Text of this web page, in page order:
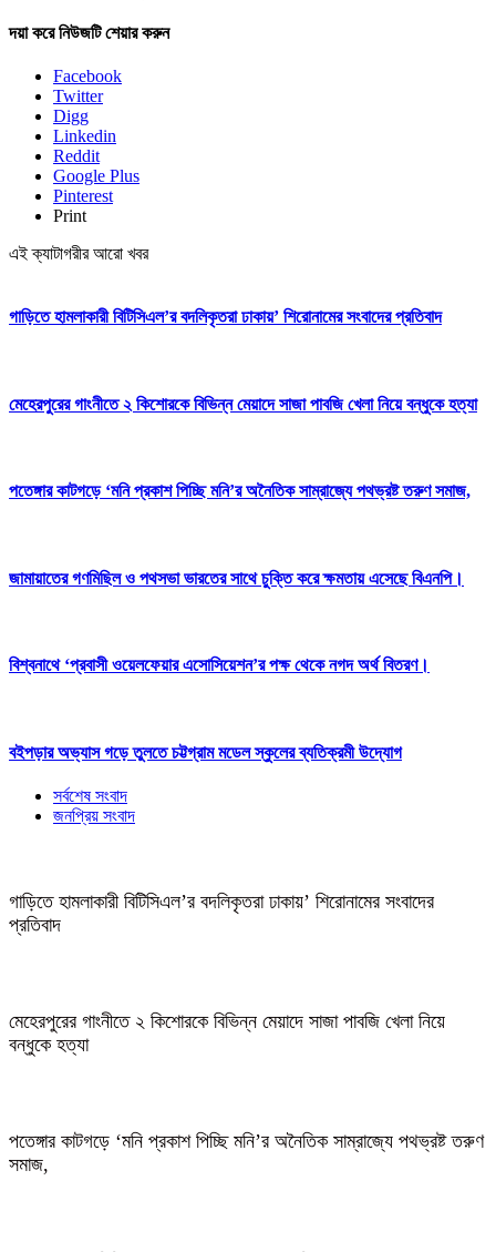
দয়া করে নিউজটি শেয়ার করুন
Facebook
Twitter
Digg
Linkedin
Reddit
Google Plus
Pinterest
Print
এই ক্যাটাগরীর আরো খবর
গাড়িতে হামলাকারী বিটিসিএল’র বদলিকৃতরা ঢাকায়’ শিরোনামের সংবাদের প্রতিবাদ
মেহেরপুরের গাংনীতে ২ কিশোরকে বিভিন্ন মেয়াদে সাজা পাবজি খেলা নিয়ে বন্ধুকে হত্যা
পতেঙ্গার কাটগড়ে ‘মনি প্রকাশ পিচ্ছি মনি’র অনৈতিক সাম্রাজ্যে পথভ্রষ্ট তরুণ সমাজ,
জামায়াতের গণমিছিল ও পথসভা ভারতের সাথে চুক্তি করে ক্ষমতায় এসেছে বিএনপি।
বিশ্বনাথে ‘প্রবাসী ওয়েলফেয়ার এসোসিয়েশন’র পক্ষ থেকে নগদ অর্থ বিতরণ।
বইপড়ার অভ্যাস গড়ে তুলতে চট্টগ্রাম মডেল স্কুলের ব্যতিক্রমী উদ্যোগ
সর্বশেষ সংবাদ
জনপ্রিয় সংবাদ
গাড়িতে হামলাকারী বিটিসিএল’র বদলিকৃতরা ঢাকায়’ শিরোনামের সংবাদের
প্রতিবাদ
মেহেরপুরের গাংনীতে ২ কিশোরকে বিভিন্ন মেয়াদে সাজা পাবজি খেলা নিয়ে
বন্ধুকে হত্যা
পতেঙ্গার কাটগড়ে ‘মনি প্রকাশ পিচ্ছি মনি’র অনৈতিক সাম্রাজ্যে পথভ্রষ্ট তরুণ
সমাজ,